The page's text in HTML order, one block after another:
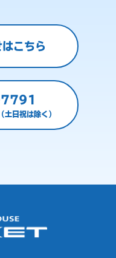
こちら
日祝は除く）